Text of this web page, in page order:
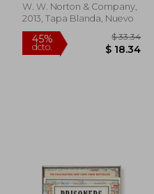
W. W. Norton & Company,
2013, Tapa Blanda, Nuevo